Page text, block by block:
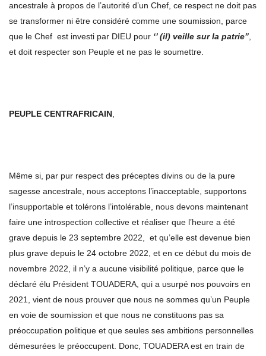
ancestrale à propos de l’autorité d’un Chef, ce respect ne doit pas
se transformer ni être considéré comme une soumission, parce
que le Chef est investi par DIEU pour ‘’ (il) veille sur la patrie’’,
et doit respecter son Peuple et ne pas le soumettre.
PEUPLE CENTRAFRICAIN,
Même si, par pur respect des préceptes divins ou de la pure
sagesse ancestrale, nous acceptons l’inacceptable, supportons
l’insupportable et tolérons l’intolérable, nous devons maintenant
faire une introspection collective et réaliser que l’heure a été
grave depuis le 23 septembre 2022, et qu’elle est devenue bien
plus grave depuis le 24 octobre 2022, et en ce début du mois de
novembre 2022, il n’y a aucune visibilité politique, parce que le
déclaré élu Président TOUADERA, qui a usurpé nos pouvoirs en
2021, vient de nous prouver que nous ne sommes qu’un Peuple
en voie de soumission et que nous ne constituons pas sa
préoccupation politique et que seules ses ambitions personnelles
démesurées le préoccupent. Donc, TOUADERA est en train de